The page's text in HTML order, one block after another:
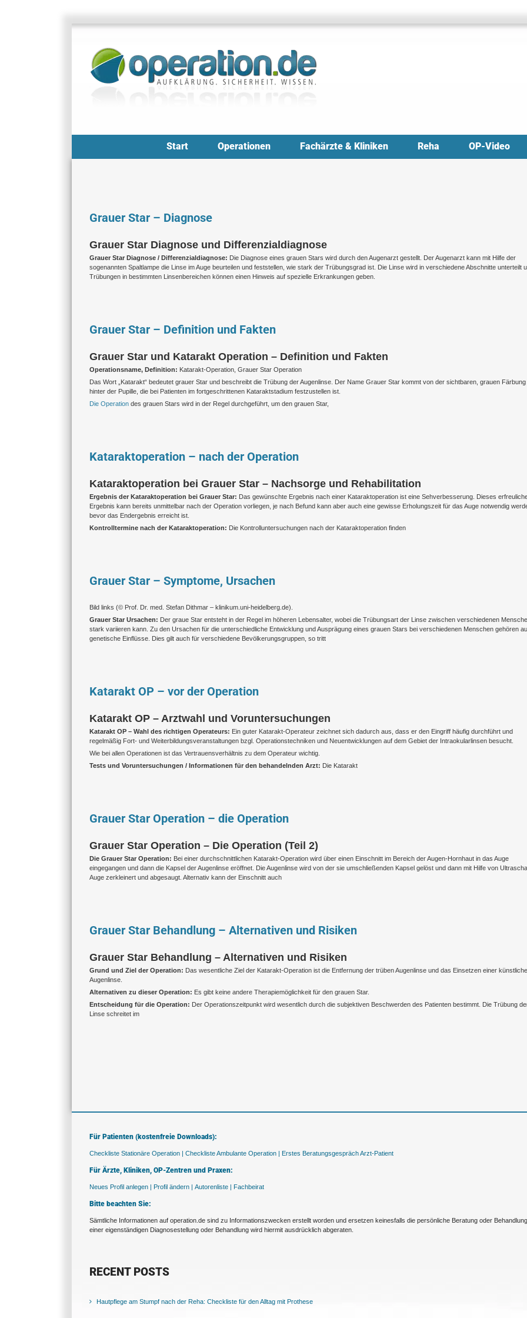
Start Operationen Fachärzte & Kliniken Reha OP-Video
Grauer Star – Diagnose
Grauer Star Diagnose und Differenzialdiagnose
Grauer Star Diagnose / Differenzialdiagnose: Die Diagnose eines grauen Stars wird durch den Augenarzt gestellt. Der Augenarzt kann mit Hilfe der
sogenannten Spaltlampe die Linse im Auge beurteilen und feststellen, wie stark der Trübungsgrad ist. Die Linse wird in verschiedene Abschnitte unterteilt
Trübungen in bestimmten Linsenbereichen können einen Hinweis auf spezielle Erkrankungen geben.
Grauer Star – Definition und Fakten
Grauer Star und Katarakt Operation – Definition und Fakten
Operationsname, Definition: Katarakt-Operation, Grauer Star Operation
Das Wort „Katarakt“ bedeutet grauer Star und beschreibt die Trübung der Augenlinse. Der Name Grauer Star kommt von der sichtbaren, grauen Färbung
hinter der Pupille, die bei Patienten im fortgeschrittenen Kataraktstadium festzustellen ist.
Die Operation des grauen Stars wird in der Regel durchgeführt, um den grauen Star,
Kataraktoperation – nach der Operation
Kataraktoperation bei Grauer Star – Nachsorge und Rehabilitation
Ergebnis der Kataraktoperation bei Grauer Star: Das gewünschte Ergebnis nach einer Kataraktoperation ist eine Sehverbesserung. Dieses
Ergebnis kann bereits unmittelbar nach der Operation vorliegen, je nach Befund kann aber auch eine gewisse Erholungszeit für das Auge notwendig
bevor das Endergebnis erreicht ist.
Kontrolltermine nach der Kataraktoperation: Die Kontrolluntersuchungen nach der Kataraktoperation finden
Grauer Star – Symptome, Ursachen
Bild links (© Prof. Dr. med. Stefan Dithmar – klinikum.uni-heidelberg.de).
Grauer Star Ursachen: Der graue Star entsteht in der Regel im höheren Lebensalter, wobei die Trübungsart der Linse zwischen verschiedenen
stark variieren kann. Zu den Ursachen für die unterschiedliche Entwicklung und Ausprägung eines grauen Stars bei verschiedenen Menschen gehören
genetische Einflüsse. Dies gilt auch für verschiedene Bevölkerungsgruppen, so tritt
Katarakt OP – vor der Operation
Katarakt OP – Arztwahl und Voruntersuchungen
Katarakt OP – Wahl des richtigen Operateurs: Ein guter Katarakt-Operateur zeichnet sich dadurch aus, dass er den Eingriff häufig durchführt und
regelmäßig Fort- und Weiterbildungsveranstaltungen bzgl. Operationstechniken und Neuentwicklungen auf dem Gebiet der Intraokularlinsen besucht.
Wie bei allen Operationen ist das Vertrauensverhältnis zu dem Operateur wichtig.
Tests und Voruntersuchungen / Informationen für den behandelnden Arzt: Die Katarakt
Grauer Star Operation – die Operation
Grauer Star Operation – Die Operation (Teil 2)
Die Grauer Star Operation: Bei einer durchschnittlichen Katarakt-Operation wird über einen Einschnitt im Bereich der Augen-Hornhaut in das Auge
eingegangen und dann die Kapsel der Augenlinse eröffnet. Die Augenlinse wird von der sie umschließenden Kapsel gelöst und dann mit Hilfe von
Auge zerkleinert und abgesaugt. Alternativ kann der Einschnitt auch
Grauer Star Behandlung – Alternativen und Risiken
Grauer Star Behandlung – Alternativen und Risiken
Grund und Ziel der Operation: Das wesentliche Ziel der Katarakt-Operation ist die Entfernung der trüben Augenlinse und das Einsetzen einer
Augenlinse.
Alternativen zu dieser Operation: Es gibt keine andere Therapiemöglichkeit für den grauen Star.
Entscheidung für die Operation: Der Operationszeitpunkt wird wesentlich durch die subjektiven Beschwerden des Patienten bestimmt. Die Trübung
Linse schreitet im
Für Patienten (kostenfreie Downloads):
Checkliste Stationäre Operation | Checkliste Ambulante Operation | Erstes Beratungsgespräch Arzt-Patient
Für Ärzte, Kliniken, OP-Zentren und Praxen:
Neues Profil anlegen | Profil ändern | Autorenliste | Fachbeirat
Bitte beachten Sie:
Sämtliche Informationen auf operation.de sind zu Informationszwecken erstellt worden und ersetzen keinesfalls die persönliche Beratung oder
einer eigenständigen Diagnosestellung oder Behandlung wird hiermit ausdrücklich abgeraten.
RECENT POSTS
Hautpflege am Stumpf nach der Reha: Checkliste für den Alltag mit Prothese